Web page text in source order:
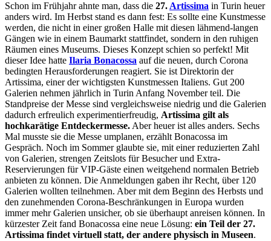
Schon im Frühjahr ahnte man, dass die 27. Artissima in Turin heuer
anders wird. Im Herbst stand es dann fest: Es sollte eine Kunstmesse
werden, die nicht in einer großen Halle mit diesen lähmend-langen
Gängen wie in einem Baumarkt stattfindet, sondern in den ruhigen
Räumen eines Museums. Dieses Konzept schien so perfekt! Mit
dieser Idee hatte Ilaria Bonacossa auf die neuen, durch Corona
bedingten Herausforderungen reagiert. Sie ist Direktorin der
Artissima, einer der wichtigsten Kunstmessen Italiens. Gut 200
Galerien nehmen jährlich in Turin Anfang November teil. Die
Standpreise der Messe sind vergleichsweise niedrig und die Galerien
dadurch erfreulich experimentierfreudig, Artissima gilt als
hochkarätige Entdeckermesse. Aber heuer ist alles anders. Sechs
Mal musste sie die Messe umplanen, erzählt Bonacossa im
Gespräch. Noch im Sommer glaubte sie, mit einer reduzierten Zahl
von Galerien, strengen Zeitslots für Besucher und Extra-
Reservierungen für VIP-Gäste einen weitgehend normalen Betrieb
anbieten zu können. Die Anmeldungen gaben ihr Recht, über 120
Galerien wollten teilnehmen. Aber mit dem Beginn des Herbsts und
den zunehmenden Corona-Beschränkungen in Europa wurden
immer mehr Galerien unsicher, ob sie überhaupt anreisen können. In
kürzester Zeit fand Bonacossa eine neue Lösung: ein Teil der 27.
Artissima findet virtuell statt, der andere physisch in Museen.